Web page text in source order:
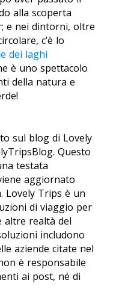
alla scoperta
e nei dintorni, oltre
c’è lo
dei laghi
è uno spettacolo
della natura e
sul blog di Lovely
Questo
testata
aggiornato
Lovely Trips è un
di viaggio per
altre realtà del
includono
aziende citate nel
è responsabile
ai post, né di